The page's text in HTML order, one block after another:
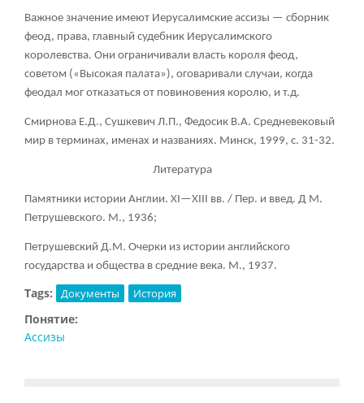
Важное значение имеют Иерусалимские ассизы — сборник
феод, права, главный судебник Иерусалимского
королевства. Они ограничивали власть короля феод,
советом («Высокая палата»), оговаривали случаи, когда
феодал мог отказаться от повиновения королю, и т.д.
Смирнова Е.Д., Сушкевич Л.П., Федосик В.А. Средневековый
мир в терминах, именах и названиях. Минск, 1999, с. 31-32.
Литература
Памятники истории Англии. XI—XIII вв. / Пер. и введ. Д М.
Петрушевского. М., 1936;
Петрушевский Д.М. Очерки из истории английского
государства и общества в средние века. М., 1937.
Tags: Документы История
Понятие:
Ассизы